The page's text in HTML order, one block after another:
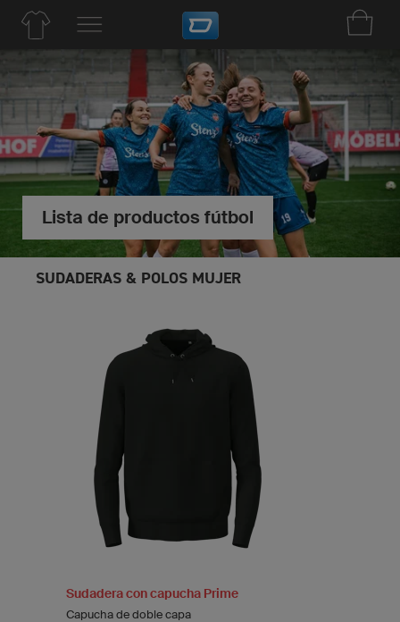
Lista de productos fútbol
SUDADERAS & POLOS MUJER
Sudadera con capucha Prime
Capucha de doble capa